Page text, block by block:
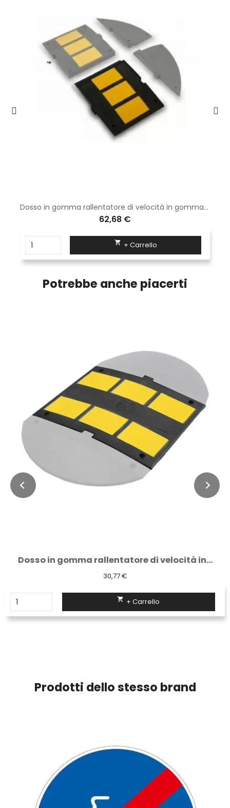
Dosso in gomma rallentatore di velocità in gomma h 7 cm - femmina (60x50) Esclusi Tasselli
62,68 €
 + Carrello
Potrebbe anche piacerti
Dosso in gomma rallentatore di velocità in...
30,77 €
 + Carrello
Prodotti dello stesso brand